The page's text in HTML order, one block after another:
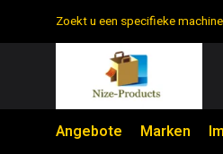
Zoekt u een specifieke
Angebote Marken